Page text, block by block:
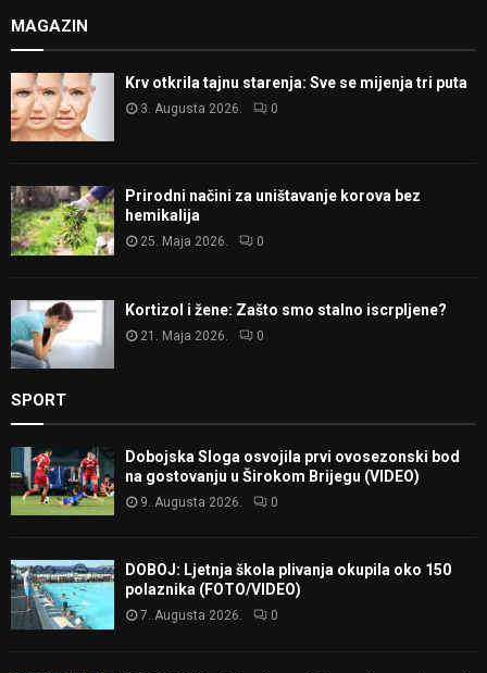
MAGAZIN
Krv otkrila tajnu starenja: Sve se mijenja tri puta
3. Augusta 2026. 0
Prirodni načini za uništavanje korova bez
hemikalija
25. Maja 2026. 0
Kortizol i žene: Zašto smo stalno iscrpljene?
21. Maja 2026. 0
SPORT
Dobojska Sloga osvojila prvi ovosezonski bod
na gostovanju u Širokom Brijegu (VIDEO)
9. Augusta 2026. 0
DOBOJ: Ljetnja škola plivanja okupila oko 150
polaznika (FOTO/VIDEO)
7. Augusta 2026. 0